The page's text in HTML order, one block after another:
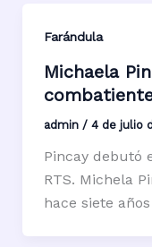
Farándula
Michaela
admin / 4 de julio
Pincay debutó
RTS. Michela
hace siete